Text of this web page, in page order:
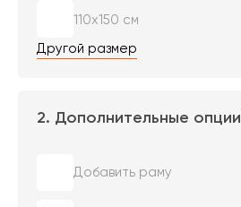
110х150 см
Другой размер
2. Дополнительные опции
Добавить раму